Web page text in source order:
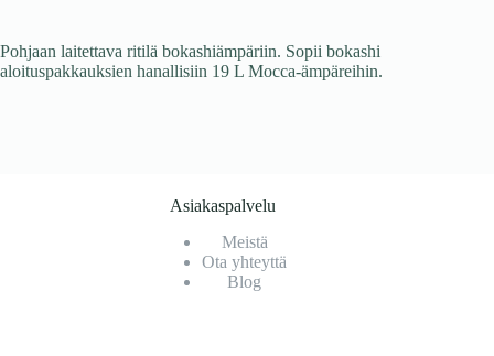
Pohjaan laitettava ritilä bokashiämpäriin. Sopii bokashi
aloituspakkauksien hanallisiin 19 L Mocca-ämpäreihin.
Asiakaspalvelu
Meistä
Ota yhteyttä
Blog